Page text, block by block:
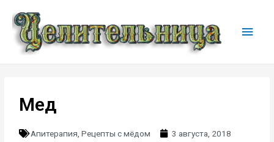
Мед
Апитерапия ,Рецепты с мёдом 3 августа, 2018